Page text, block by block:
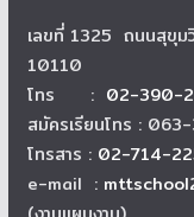
เลขที่ 1325 ถนนสุขุม
10110
โทร : 02-390-
สมัครเรียนโทร :
โทรสาร : 02-714-
e-mail :